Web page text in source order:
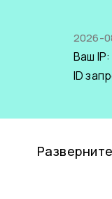
2026-
Ваш IP:
ID